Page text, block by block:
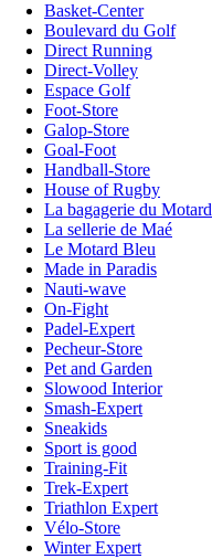
Basket-Center
Boulevard du Golf
Direct Running
Direct-Volley
Espace Golf
Foot-Store
Galop-Store
Goal-Foot
Handball-Store
House of Rugby
La bagagerie du Motard
La sellerie de Maé
Le Motard Bleu
Made in Paradis
Nauti-wave
On-Fight
Padel-Expert
Pecheur-Store
Pet and Garden
Slowood Interior
Smash-Expert
Sneakids
Sport is good
Training-Fit
Trek-Expert
Triathlon Expert
Vélo-Store
Winter Expert